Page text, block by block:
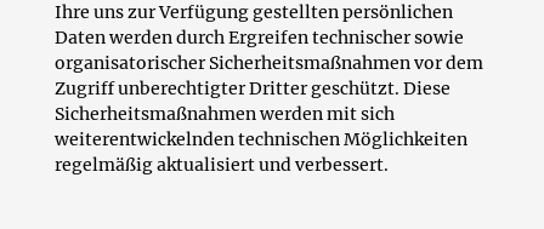
Ihre uns zur Verfügung gestellten persönlichen
Daten werden durch Ergreifen technischer sowie
organisatorischer Sicherheitsmaßnahmen vor dem
Zugriff unberechtigter Dritter geschützt. Diese
Sicherheitsmaßnahmen werden mit sich
weiterentwickelnden technischen Möglichkeiten
regelmäßig aktualisiert und verbessert.